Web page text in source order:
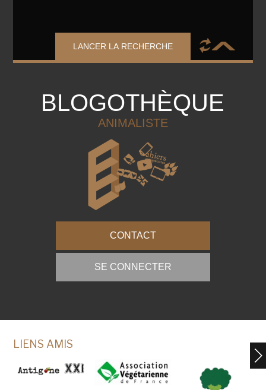
LANCER LA RECHERCHE
BLOGOTHÈQUE
ANIMALISTE
CONTACT
SE CONNECTER
LIENS AMIS